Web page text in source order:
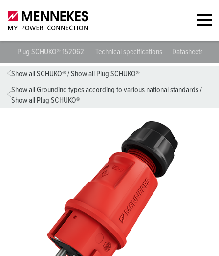
Plug SCHUKO® 152062 Technical specifications Datasheets &
Show all SCHUKO®/Show all Plug SCHUKO®
Show all Grounding types according to various national standards/
Show all Plug SCHUKO®